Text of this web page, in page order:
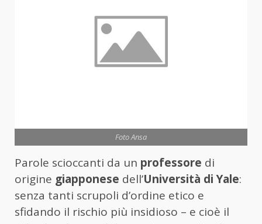
Foto Ansa
Parole scioccanti da un professore di
origine giapponese dell’Università di Yale:
senza tanti scrupoli d’ordine etico e
sfidando il rischio più insidioso – e cioè il